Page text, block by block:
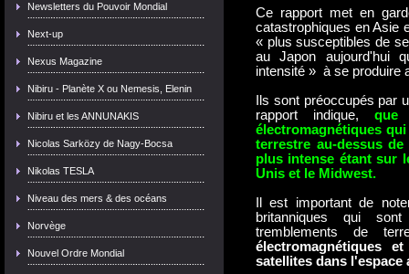
Newsletters du Pouvoir Mondial
Next-up
Nexus Magazine
Nibiru - Planète X ou Nemesis, Elenin
Nibiru et les ANNUNAKIS
Nicolas Sarközy de Nagy-Bocsa
Nikolas TESLA
Niveau des mers & des océans
Norvège
Nouvel Ordre Mondial
Ce rapport met en
catastrophiques en Asie
« plus susceptibles de
au Japon aujourd'hui
intensité » à se produire
Ils sont préoccupés par
rapport indique, que
électromagnétiques
terrestre au-dessus
plus intense étant sur
Unis et le Midwest.
Il est important de
britanniques qui
tremblements de
électromagnétiques
satellites dans l'espace